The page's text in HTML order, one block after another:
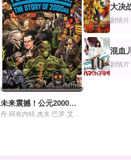
未来震撼！公元2000年的故事
丹·阿布内特,杰夫·巴罗,艾玛·比比
9
大决
剧情片
10
混血
剧情片